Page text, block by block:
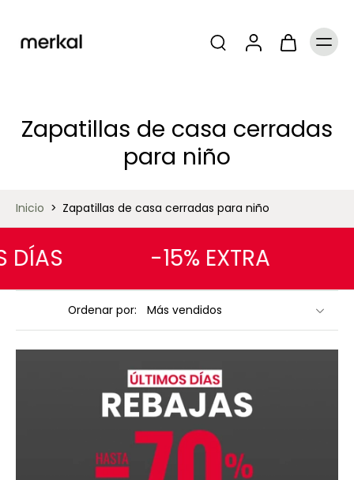
Zapatillas de casa cerradas
para niño
Inicio > Zapatillas de casa cerradas para niño
-15% EXTRA
Ordenar por: